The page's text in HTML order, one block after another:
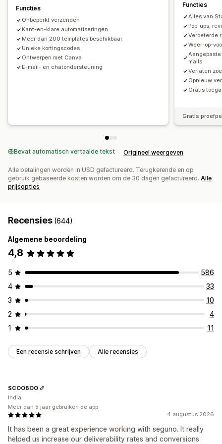
Aangepaste code Bulkbewerking
Importeren en exporteren E-maildomeinen
Lijst voor e-mailverzameling
Triggers en regels Automatiseringen
Rapportage
Campagnes
Targeting
Geolocatie
Rapportage
Analytics Tracking
Functies
Onbeperkt verzenden
Kant-en-klare automatiseringen
Meer dan 200 templates beschikbaar
Unieke kortingscodes
Ontwerpen met Canva
E-mail- en chatondersteuning
Functies
Alles van
Pop-ups,
Verbeterde
Weer-op-
mails
Verlaten
Opnieuw
Gratis
Gratis
Bevat automatisch vertaalde tekst Origineel weergeven
Alle betalingen worden in USD gefactureerd. Terugkerende en op
gebruik gebaseerde kosten worden om de 30 dagen gefactureerd. Alle
prijsopties
Recensies (644)
Algemene beoordeling
4,8
5
586
4
33
3
10
2
4
1
11
Een recensie schrijven Alle recensies
4 augustus 2026
It has been a great experience working with seguno. It really
helped us increase our deliverability rates and conversions
SCOOBOO
India
Meer dan 5 jaar gebruiken de app